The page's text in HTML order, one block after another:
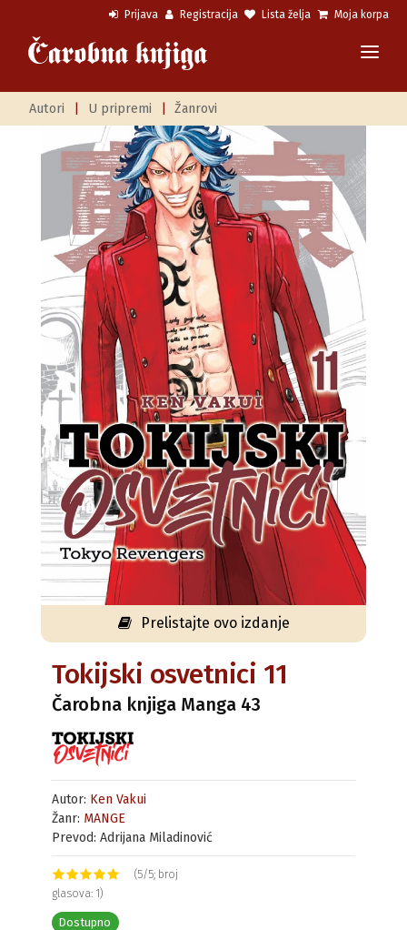
Prijava Registracija Lista želja Moja korpa
Autori U pripremi Žanrovi
Prelistajte ovo izdanje
Tokijski osvetnici 11
Čarobna knjiga Manga 43
Autor: Ken Vakui
Žanr: MANGE
Prevod: Adrijana Miladinović
(5/5; broj
glasova: 1)
Dostupno